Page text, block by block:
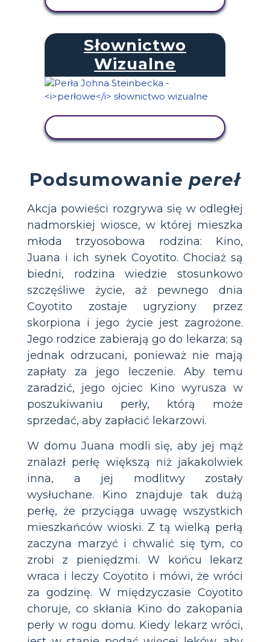
Słownictwo
Wizualne
Podsumowanie pereł
Akcja powieści rozgrywa się w odległej
nadmorskiej wiosce, w której mieszka
młoda trzyosobowa rodzina: Kino,
Juana i ich synek Coyotito. Chociaż są
biedni, rodzina wiedzie stosunkowo
szczęśliwe życie, aż pewnego dnia
Coyotito zostaje ugryziony przez
skorpiona i jego życie jest zagrożone.
Jego rodzice zabierają go do lekarza; są
jednak odrzucani, ponieważ nie mają
zapłaty za jego leczenie. Aby temu
zaradzić, jego ojciec Kino wyrusza w
poszukiwaniu perły, którą może
sprzedać, aby zapłacić lekarzowi.
W domu Juana modli się, aby jej mąż
znalazł perłę większą niż jakakolwiek
inna, a jej modlitwy zostały
wysłuchane. Kino znajduje tak dużą
perłę, że przyciąga uwagę wszystkich
mieszkańców wioski. Z tą wielką perłą
zaczyna marzyć i chwalić się tym, co
zrobi z pieniędzmi. W końcu lekarz
wraca i leczy Coyotito i mówi, że wróci
za godzinę. W międzyczasie Coyotito
choruje, co skłania Kino do zakopania
perły w rogu domu. Kiedy lekarz wróci,